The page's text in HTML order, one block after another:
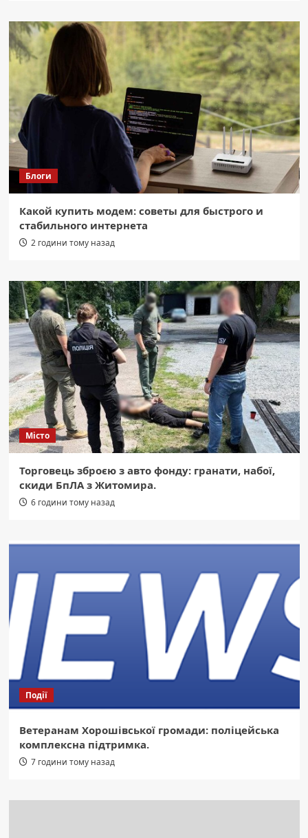
Блоги
Какой купить модем: советы для быстрого и
стабильного интернета
2 години тому назад
Місто
Торговець зброєю з авто фонду: гранати, набої,
скиди БпЛА з Житомира.
6 години тому назад
Події
Ветеранам Хорошівської громади: поліцейська
комплексна підтримка.
7 години тому назад